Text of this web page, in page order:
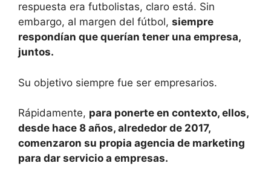
respuesta era futbolistas, claro está. Sin
embargo, al margen del fútbol, siempre
respondían que querían tener una empresa,
juntos.
Su objetivo siempre fue ser empresarios.
Rápidamente, para ponerte en contexto, ellos,
desde hace 8 años, alrededor de 2017,
comenzaron su propia agencia de marketing
para dar servicio a empresas.